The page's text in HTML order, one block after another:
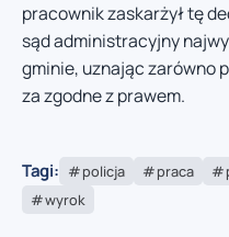
pracownik zaskarżył tę
sąd administracyjny
gminie, uznając zarówno
za zgodne z prawem.
Tagi: policja praca
wyrok